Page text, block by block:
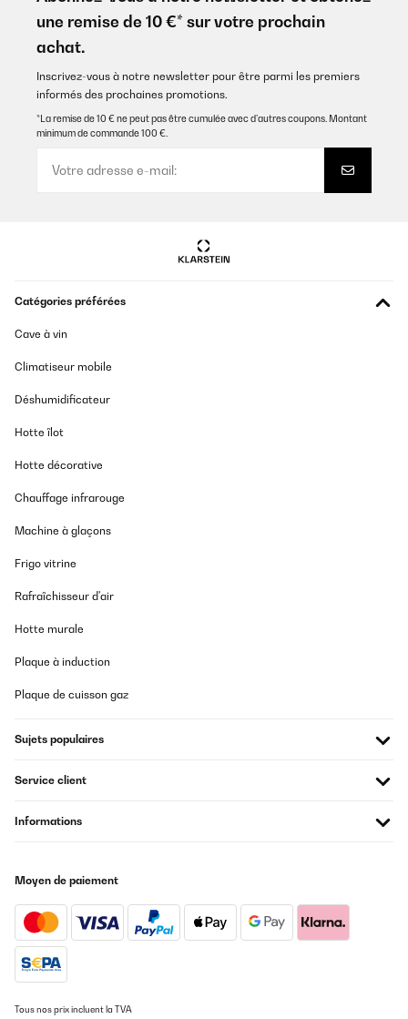
une remise de 10 €* sur votre prochain
achat.
Inscrivez-vous à notre newsletter pour être parmi les premiers
informés des prochaines promotions.
*La remise de 10 € ne peut pas être cumulée avec d’autres coupons. Montant
minimum de commande 100 €.
Catégories préférées
Cave à vin
Climatiseur mobile
Déshumidificateur
Hotte îlot
Hotte décorative
Chauffage infrarouge
Machine à glaçons
Frigo vitrine
Rafraîchisseur d'air
Hotte murale
Plaque à induction
Plaque de cuisson gaz
Sujets populaires
Service client
Informations
Moyen de paiement
Tous nos prix incluent la TVA